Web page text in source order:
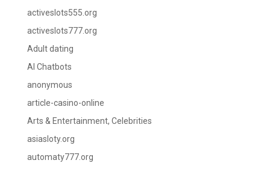
activeslots555.org
activeslots777.org
Adult dating
AI Chatbots
anonymous
article-casino-online
Arts & Entertainment, Celebrities
asiasloty.org
automaty777.org